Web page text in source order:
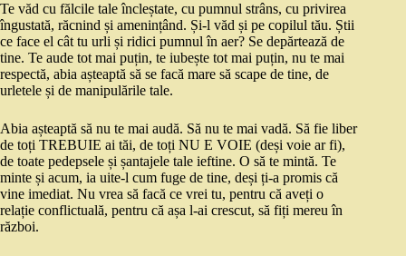
Te văd cu fălcile tale încleștate, cu pumnul strâns, cu privirea
îngustată, răcnind și amenințând. Și-l văd și pe copilul tău. Știi
ce face el cât tu urli și ridici pumnul în aer? Se depărtează de
tine. Te aude tot mai puțin, te iubește tot mai puțin, nu te mai
respectă, abia așteaptă să se facă mare să scape de tine, de
urletele și de manipulările tale.
Abia așteaptă să nu te mai audă. Să nu te mai vadă. Să fie liber
de toți TREBUIE ai tăi, de toți NU E VOIE (deși voie ar fi),
de toate pedepsele și șantajele tale ieftine. O să te mintă. Te
minte și acum, ia uite-l cum fuge de tine, deși ți-a promis că
vine imediat. Nu vrea să facă ce vrei tu, pentru că aveți o
relație conflictuală, pentru că așa l-ai crescut, să fiți mereu în
război.